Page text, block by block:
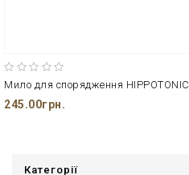
Мило для спорядження HIPPOTONIC
245.00грн.
Категорії